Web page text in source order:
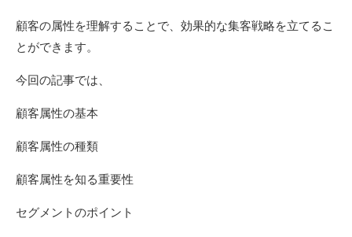
顧客の属性を理解することで、効果的な集客戦略を立てるこ
とができます。
今回の記事では、
顧客属性の基本
顧客属性の種類
顧客属性を知る重要性
セグメントのポイント